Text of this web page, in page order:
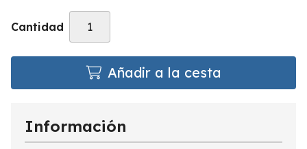
Cantidad
Añadir a la cesta
Información